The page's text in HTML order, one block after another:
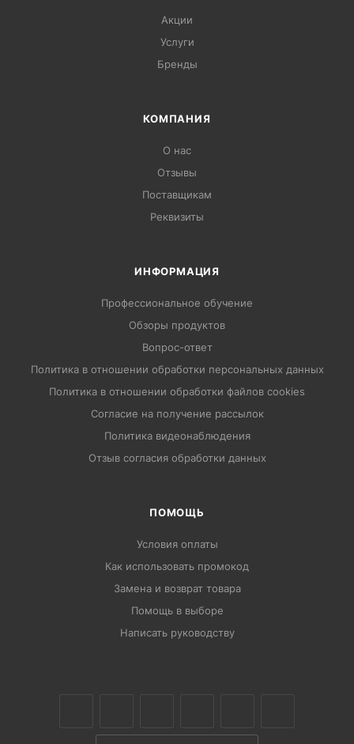
Акции
Услуги
Бренды
КОМПАНИЯ
О нас
Отзывы
Поставщикам
Реквизиты
ИНФОРМАЦИЯ
Профессиональное обучение
Обзоры продуктов
Вопрос-ответ
Политика в отношении обработки персональных данных
Политика в отношении обработки файлов cookies
Согласие на получение рассылок
Политика видеонаблюдения
Отзыв согласия обработки данных
ПОМОЩЬ
Условия оплаты
Как использовать промокод
Замена и возврат товара
Помощь в выборе
Написать руководству